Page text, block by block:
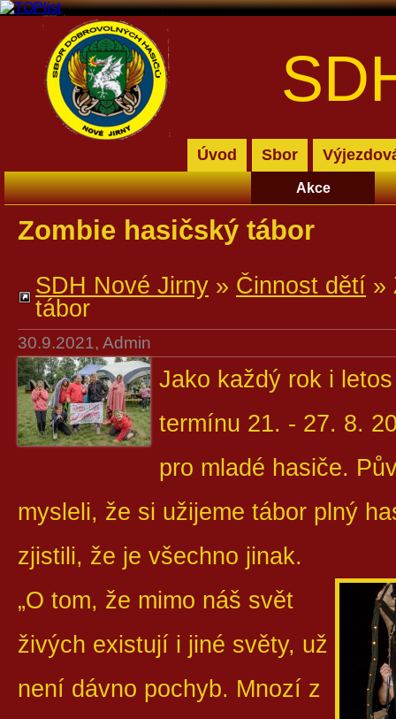
Zombie hasičský tábor
SDH Nové Jirny » Činnost dětí »
tábor
30.9.2021, Admin
Jako každý rok i
termínu 21. - 27. 8.
pro mladé hasiče.
mysleli, že si užijeme tábor plný
zjistili, že je všechno jinak.
„O tom, že mimo náš svět
živých existují i jiné světy, už
není dávno pochyb. Mnozí z
Úvod Sbor
Akce